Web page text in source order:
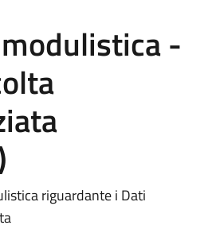
-
riguardante i Dati